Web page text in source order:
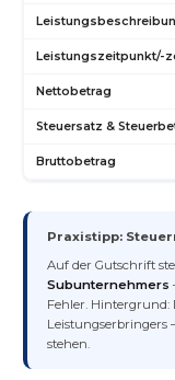
Leistungszeitpunkt/-
Nettobetrag
Steuersatz &
Bruttobetrag
Praxistipp:
Auf der Gutschrift
Subunternehmers
Fehler. Hintergrund:
Leistungserbringers
stehen.